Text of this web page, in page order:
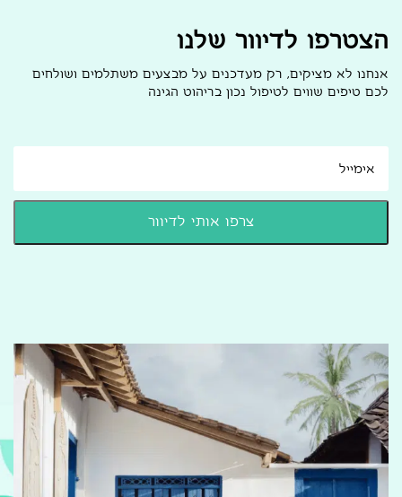
הצטרפו לדיוור שלנו
אנחנו לא מציקים, רק מעדכנים על מבצעים משתלמים ושולחים
לכם טיפים שווים לטיפול נכון בריהוט הגינה